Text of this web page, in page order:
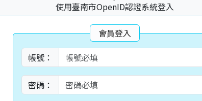
使用臺南市OpenID認證系統登入
會員登入
帳號：
密碼：